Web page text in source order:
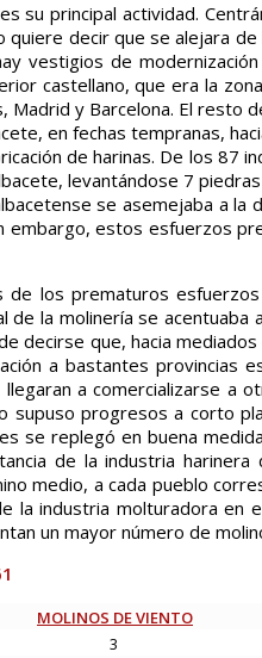
su principal actividad.
decir que se alejara
vestigios de modernización
castellano, que era la
y Barcelona. El resto
en fechas tempranas,
de harinas. De los 87
levantándose 7
se asemejaba a la
embargo, estos esfuerzos
los prematuros
la molinería se acentuaba
decirse que, hacia
a bastantes provincias
a comercializarse a
supuso progresos a corto
se replegó en buena
de la industria
medio, a cada pueblo
la industria molturadora en
un mayor número de
MOLINOS DE VIENTO
3